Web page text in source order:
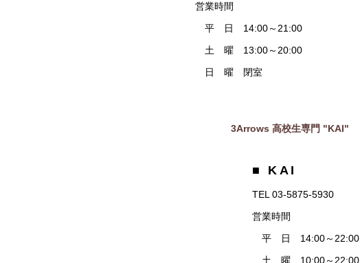
営業時間
平 日 14:00～21:00
土 曜 13:00～20:00
日 曜 閉室
3Arrows 高校生専門 "KAI"
■ KAI
TEL 03-5875-5930
営業時間
平 日 14:00～22:00
土 曜 10:00～22:00